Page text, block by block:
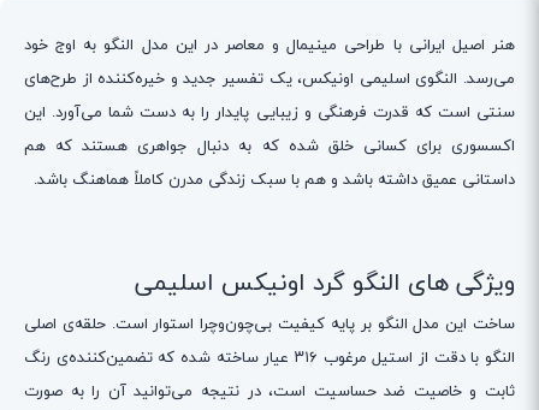
هنر اصیل ایرانی با طراحی مینیمال و معاصر در این مدل النگو به اوج خود
می‌رسد. النگوی اسلیمی اونیکس، یک تفسیر جدید و خیره‌کننده از طرح‌های
سنتی است که قدرت فرهنگی و زیبایی پایدار را به دست شما می‌آورد. این
اکسسوری برای کسانی خلق شده که به دنبال جواهری هستند که هم
داستانی عمیق داشته باشد و هم با سبک زندگی مدرن کاملاً هماهنگ باشد.
ویژگی های النگو گرد اونیکس اسلیمی
ساخت این مدل النگو بر پایه کیفیت بی‌چون‌وچرا استوار است. حلقه‌ی اصلی
النگو با دقت از استیل مرغوب ۳۱۶ عیار ساخته شده که تضمین‌کننده‌ی رنگ
ثابت و خاصیت ضد حساسیت است، در نتیجه می‌توانید آن را به صورت